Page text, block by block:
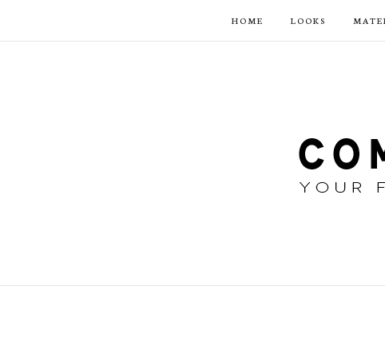
HOME LOOKS